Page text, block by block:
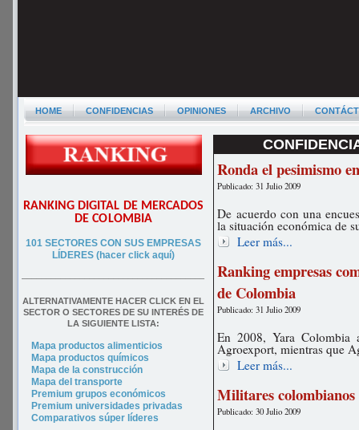
HOME CONFIDENCIAS OPINIONES ARCHIVO
RANKING DIGITAL DE MERCADOS
DE COLOMBIA
101 SECTORES CON SUS EMPRESAS
LÍDERES (hacer click aquí)
––––––––––––––––––––––––––––––––––––––
ALTERNATIVAMENTE HACER CLICK EN EL
SECTOR O SECTORES DE SU INTERÉS DE
LA SIGUIENTE LISTA:
Mapa productos alimenticios
Mapa productos químicos
Mapa de la construcción
Mapa del transporte
Premium grupos económicos
Premium universidades privadas
Comparativos súper líderes
Ronda el pesimismo
Publicado: 31 Julio 2009
De acuerdo con una
la situación económica de
Leer más...
Ranking empresas
de Colombia
Publicado: 31 Julio 2009
En 2008, Yara Colombia
Agroexport, mientras que
Leer más...
Militares
Publicado: 30 Julio 2009